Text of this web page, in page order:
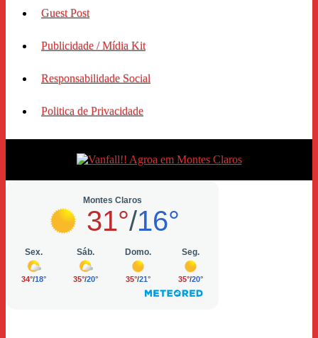
Guest Post
Publicidade / Mídia Kit
Responsabilidade Social
Politica de Privacidade